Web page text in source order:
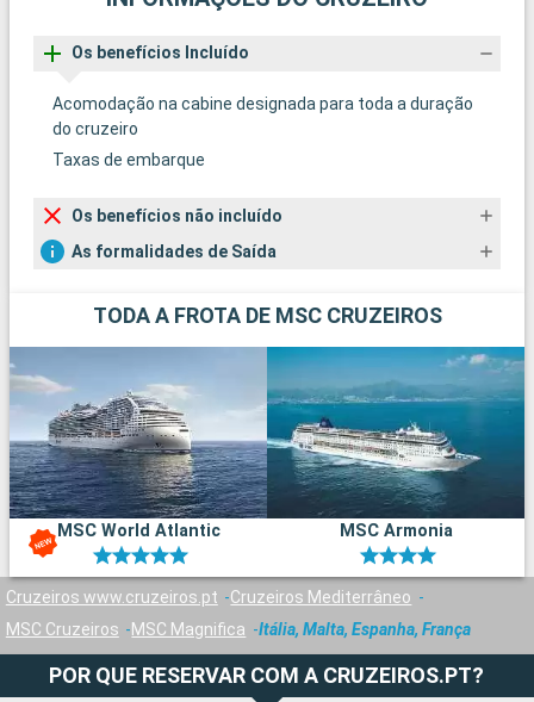
Os benefícios Incluído
Acomodação na cabine designada para toda a duração
do cruzeiro
Taxas de embarque
Os benefícios não incluído
As formalidades de Saída
TODA A FROTA DE MSC CRUZEIROS
MSC World Atlantic MSC Armonia
Cruzeiros www.cruzeiros.pt
Cruzeiros Mediterrâneo
MSC Cruzeiros
MSC Magnifica Itália, Malta, Espanha, França
POR QUE RESERVAR COM A CRUZEIROS.PT?